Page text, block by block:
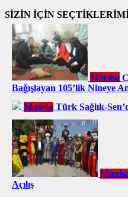
SİZİN İÇİN
Manisa
Bağışlayan 105’lik Nineye
Manisa Türk Sağlık-
Açılış